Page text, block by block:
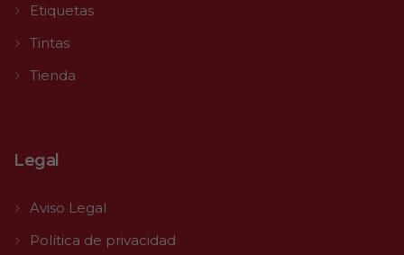
Etiquetas
Tintas
Tienda
Legal
Aviso Legal
Política de privacidad